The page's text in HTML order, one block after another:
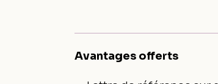
Avantages offerts